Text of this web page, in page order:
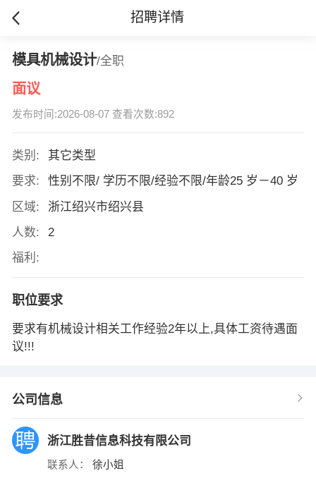
招聘详情
模具机械设计/全职
面议
发布时间:2026-08-07 查看次数:892
类别:
其它类型
要求:
性别不限/ 学历不限/经验不限/年龄25 岁－40 岁
区域:
浙江绍兴市绍兴县
人数:
2
福利:
职位要求
要求有机械设计相关工作经验2年以上,具体工资待遇面
议!!!
公司信息
浙江胜昔信息科技有限公司
联系人： 徐小姐